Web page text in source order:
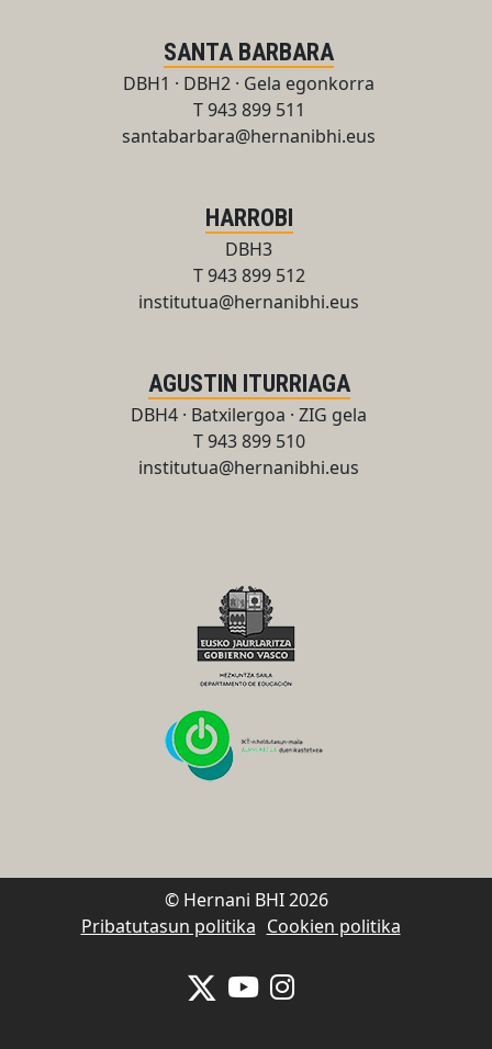
SANTA BARBARA
DBH1 · DBH2 · Gela egonkorra
T 943 899 511
santabarbara@hernanibhi.eus
HARROBI
DBH3
T 943 899 512
institutua@hernanibhi.eus
AGUSTIN ITURRIAGA
DBH4 · Batxilergoa · ZIG gela
T 943 899 510
institutua@hernanibhi.eus
© Hernani BHI 2026
Pribatutasun politika Cookien politika
Se abrirá nueva ventana-twitter
Se abrirá nueva ventana-